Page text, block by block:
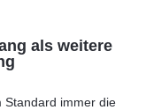
als weitere
Standard immer die